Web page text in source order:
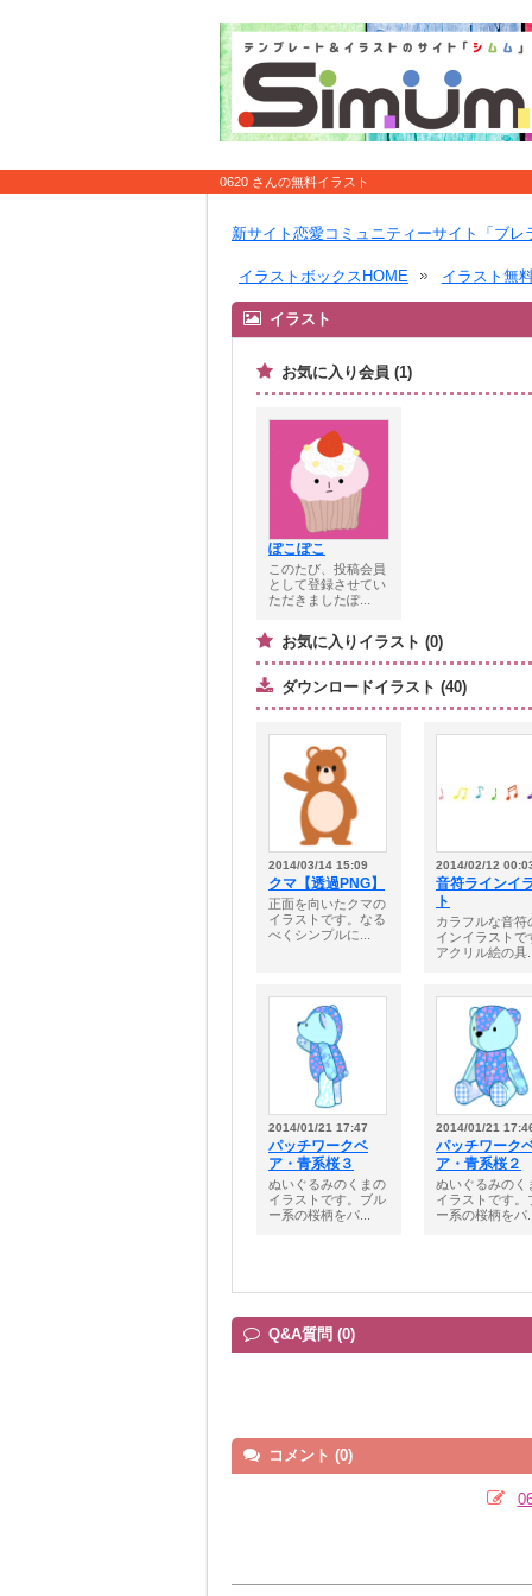
0620 さんの無料イラスト
新サイト恋愛コミュニティーサイト「ブレ
イラストボックスHOME イラスト無
イラスト
お気に入り会員 (1)
ぽこぽこ
このたび、投稿会員
として登録させてい
ただきましたぽ...
お気に入りイラスト (0)
ダウンロードイラスト (40)
2014/03/14 15:09
クマ【透過PNG】
正面を向いたクマの
イラストです。なる
べくシンプルに...
2014/02/12
音符ラインイ
ト
カラフルな音符
インイラストで
アクリル絵の具
2014/01/21 17:47
パッチワークベ
ア・青系桜３
ぬいぐるみのくまの
イラストです。ブル
ー系の桜柄をパ...
2014/01/21
パッチワーク
ア・青系桜２
ぬいぐるみのく
イラストです。
ー系の桜柄をパ
Q&A質問 (0)
コメント (0)